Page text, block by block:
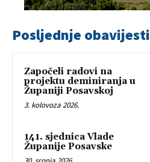
Posljednje obavijesti
Započeli radovi na
projektu deminiranja u
Županiji Posavskoj
3. kolovoza 2026.
141. sjednica Vlade
Županije Posavske